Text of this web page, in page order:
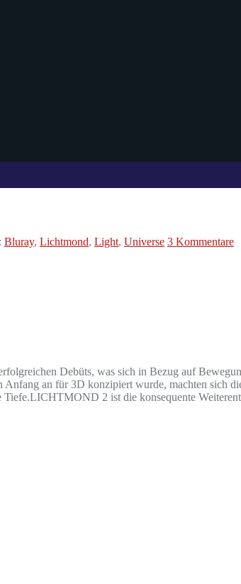
Bluray, Lichtmond, Light, Universe 3 Kommentare
Debüts, was sich in Bezug auf
an für 3D konzipiert wurde, machten sich
2 ist die konsequente